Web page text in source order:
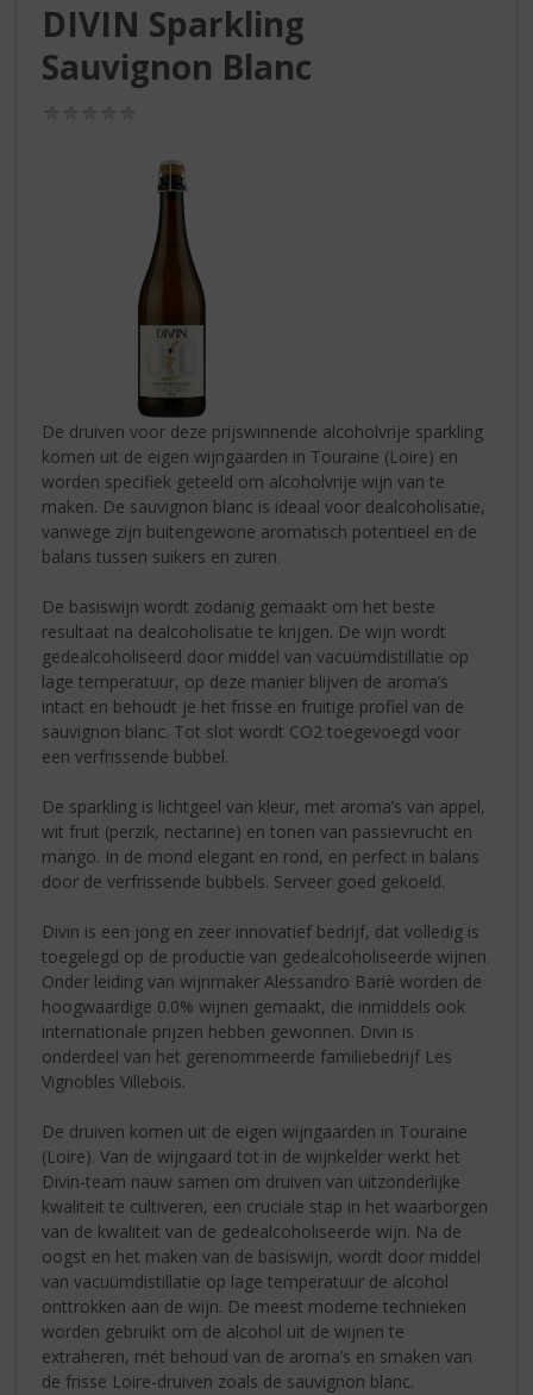
DIVIN Sparkling
Sauvignon Blanc
De druiven voor deze prijswinnende alcoholvrije sparkling
komen uit de eigen wijngaarden in Touraine (Loire) en
worden specifiek geteeld om alcoholvrije wijn van te
maken. De sauvignon blanc is ideaal voor dealcoholisatie,
vanwege zijn buitengewone aromatisch potentieel en de
balans tussen suikers en zuren.
De basiswijn wordt zodanig gemaakt om het beste
resultaat na dealcoholisatie te krijgen. De wijn wordt
gedealcoholiseerd door middel van vacuümdistillatie op
lage temperatuur, op deze manier blijven de aroma’s
intact en behoudt je het frisse en fruitige profiel van de
sauvignon blanc. Tot slot wordt CO2 toegevoegd voor
een verfrissende bubbel.
De sparkling is lichtgeel van kleur, met aroma’s van appel,
wit fruit (perzik, nectarine) en tonen van passievrucht en
mango. In de mond elegant en rond, en perfect in balans
door de verfrissende bubbels. Serveer goed gekoeld.
Divin is een jong en zeer innovatief bedrijf, dat volledig is
toegelegd op de productie van gedealcoholiseerde wijnen.
Onder leiding van wijnmaker Alessandro Bariè worden de
hoogwaardige 0.0% wijnen gemaakt, die inmiddels ook
internationale prijzen hebben gewonnen. Divin is
onderdeel van het gerenommeerde familiebedrijf Les
Vignobles Villebois.
De druiven komen uit de eigen wijngaarden in Touraine
(Loire). Van de wijngaard tot in de wijnkelder werkt het
Divin-team nauw samen om druiven van uitzonderlijke
kwaliteit te cultiveren, een cruciale stap in het waarborgen
van de kwaliteit van de gedealcoholiseerde wijn. Na de
oogst en het maken van de basiswijn, wordt door middel
van vacuümdistillatie op lage temperatuur de alcohol
onttrokken aan de wijn. De meest moderne technieken
worden gebruikt om de alcohol uit de wijnen te
extraheren, mét behoud van de aroma’s en smaken van
de frisse Loire-druiven zoals de sauvignon blanc.